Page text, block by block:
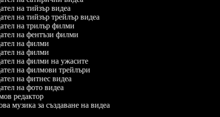
на тийзър видеа
на тийзър трейлър видеа
на трилър филми
на фентъзи филми
на филми
на филми
на филми на ужасите
на филмови трейлъри
на фитнес видеа
на фото видеа
редактор
музика за създаване на видеа